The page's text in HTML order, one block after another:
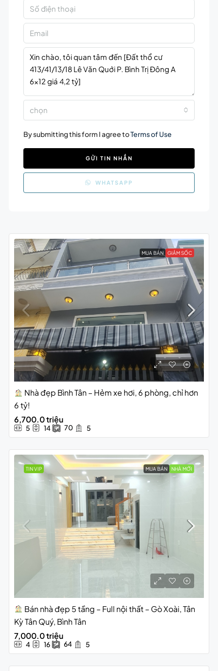
chọn
By submitting this form I agree toTerms of Use
GỬI TIN NHẮN
WHATSAPP
MUA BÁN GIẢM SỐC
Nhà đẹp Bình Tân – Hẻm xe hơi, 6 phòng, chỉ hơn
6 tỷ!
6,700.0 triệu
5 14 70 5
TIN VIP MUA BÁN NHÀ MỚI
Bán nhà đẹp 5 tầng – Full nội thất – Gò Xoài, Tân
Kỳ Tân Quý, Bình Tân
7,000.0 triệu
4 16 64 5